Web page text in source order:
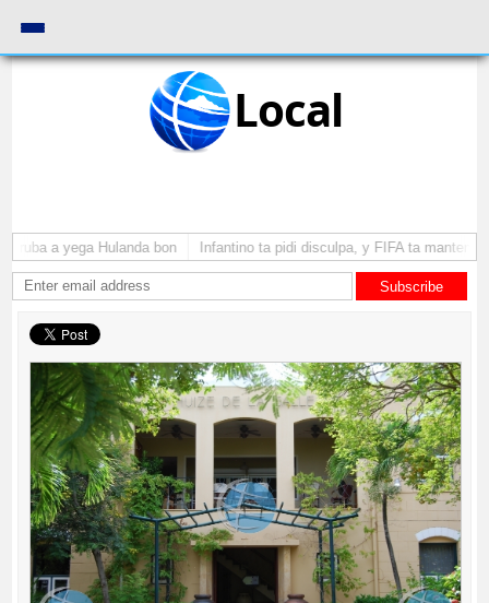
Local
a yega Hulanda bon Infantino ta pidi disculpa, y FIFA ta mantene
Subscribe